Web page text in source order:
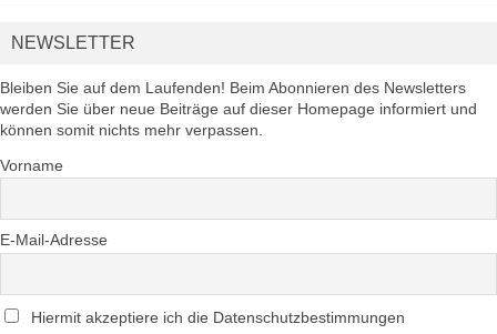
NEWSLETTER
Bleiben Sie auf dem Laufenden! Beim Abonnieren des Newsletters
werden Sie über neue Beiträge auf dieser Homepage informiert und
können somit nichts mehr verpassen.
Vorname
E-Mail-Adresse
Hiermit akzeptiere ich die Datenschutzbestimmungen